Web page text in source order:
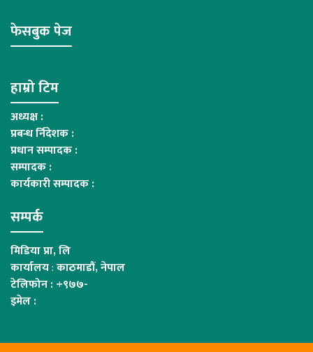
फेसबुक पेज
हाम्रो टिम
अध्यक्ष :
प्रबन्ध र्निदेशक :
प्रधान सम्पादक :
सम्पादक :
कार्यकारी सम्पादक :
सम्पर्क
मिडिया प्रा, लि
कार्यालय:काठमाडौं, नेपाल
टेलिफोन : +९७७-
इमेल :